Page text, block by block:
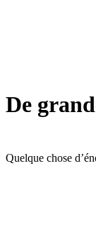
De
Quelque chose